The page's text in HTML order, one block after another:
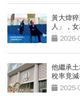
黃大煒
人」，
情境才能
2026-
他繼承
稅率竟
2025-